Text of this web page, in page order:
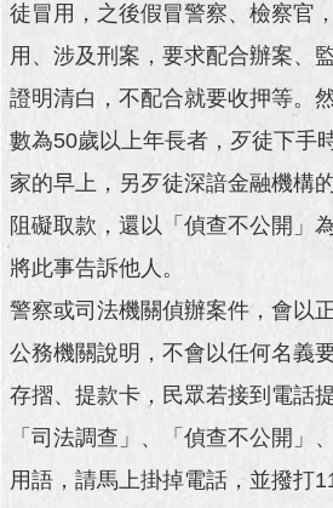
時
新
聞
澄
雙
語
詞
台
通
陳
情
統
徒冒用，之後假冒警察、檢察官
用、涉及刑案，要求配合辦案、
證明清白，不配合就要收押等。
數為50歲以上年長者，歹徒下手
家的早上，另歹徒深諳金融機構
阻礙取款，還以「偵查不公開」
將此事告訴他人。
警察或司法機關偵辦案件，會以
公務機關說明，不會以任何名義
存摺、提款卡，民眾若接到電話
「司法調查」、「偵查不公開」
用語，請馬上掛掉電話，並撥打